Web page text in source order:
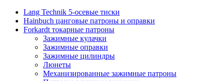
Lang Technik 5-осевые тиски
Hainbuch цанговые патроны и оправки
Forkardt токарные патроны
Зажимные кулачки
Зажимные оправки
Зажимные цилиндры
Люнеты
Механизированные зажимные патроны